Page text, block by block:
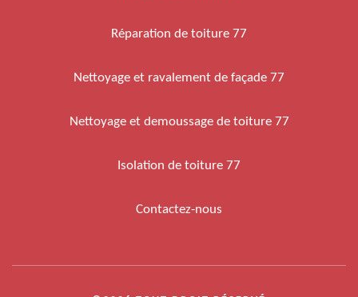
Réparation de toiture 77
Nettoyage et ravalement de façade 77
Nettoyage et demoussage de toiture 77
Isolation de toiture 77
Contactez-nous